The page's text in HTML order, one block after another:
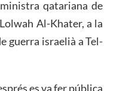
qatariana de
Al-Khater, a la
guerra israelià a Tel-
es va fer pública